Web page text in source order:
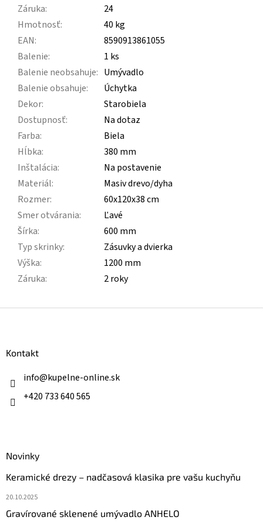
Záruka:
24
Hmotnosť:
40 kg
EAN:
8590913861055
Balenie:
1 ks
Balenie neobsahuje: Umývadlo
Balenie obsahuje:
Úchytka
Dekor:
Starobiela
Dostupnosť:
Na dotaz
Farba:
Biela
Hĺbka:
380 mm
Inštalácia:
Na postavenie
Materiál:
Masiv drevo/dyha
Rozmer:
60x120x38 cm
Smer otvárania:
Ľavé
Šírka:
600 mm
Typ skrinky:
Zásuvky a dvierka
Výška:
1200 mm
Záruka: 2 roky
Kontakt
info@kupelne-online.sk
+420 733 640 565
Novinky
Keramické drezy – nadčasová klasika pre vašu kuchyňu
20.10.2025
Gravírované sklenené umývadlo ANHELO